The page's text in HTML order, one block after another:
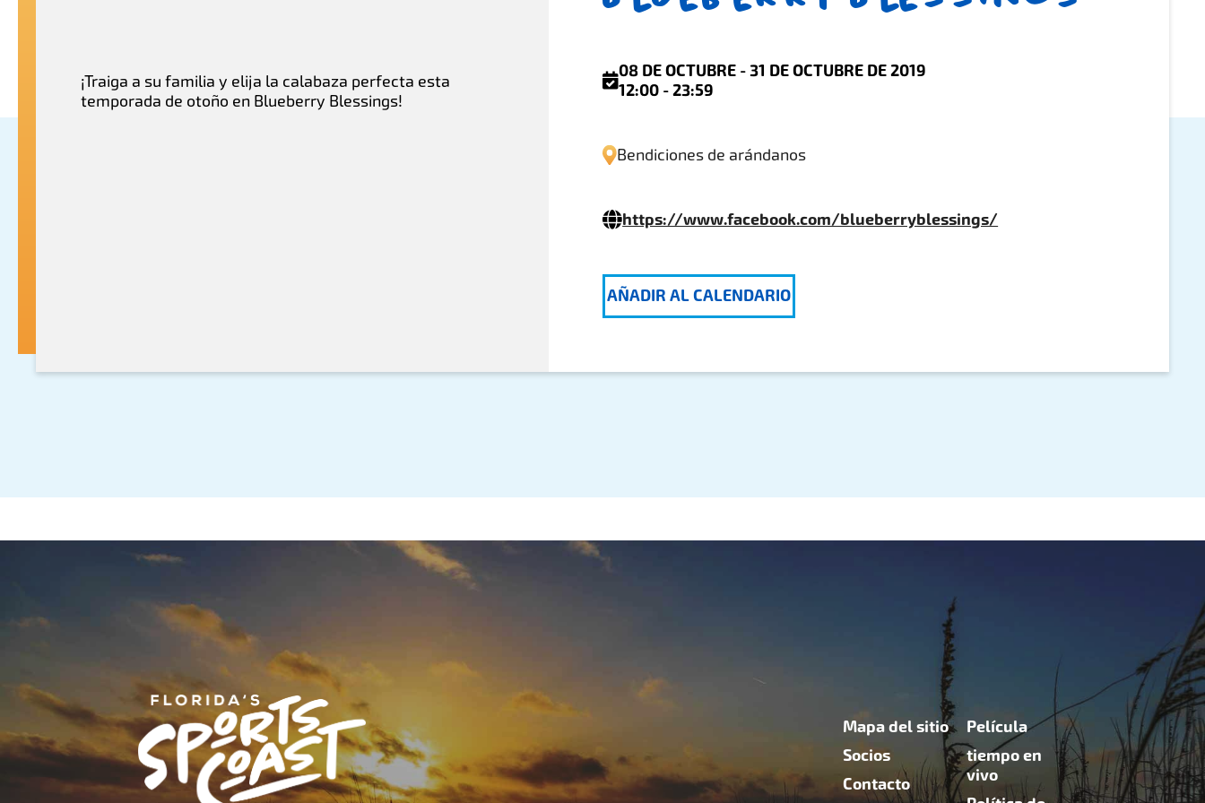
¡Traiga a su familia y elija la calabaza perfecta esta
temporada de otoño en Blueberry Blessings!
08 DE OCTUBRE - 31 DE OCTUBRE DE 2019
12:00 - 23:59
Bendiciones de arándanos
https://www.facebook.com/blueberryblessings/
AÑADIR AL CALENDARIO
Mapa del sitio
Socios
Contacto
Película
tiempo en
vivo